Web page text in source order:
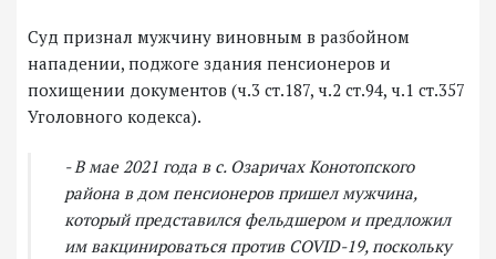
Суд признал мужчину виновным в разбойном
нападении, поджоге здания пенсионеров и
похищении документов (ч.3 ст.187, ч.2 ст.94, ч.1 ст.357
Уголовного кодекса).
- В мае 2021 года в с. Озаричах Конотопского
района в дом пенсионеров пришел мужчина,
который представился фельдшером и предложил
им вакцинироваться против COVID-19, поскольку